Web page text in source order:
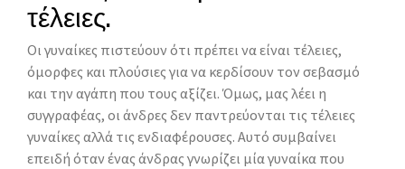
τέλειες.
Οι γυναίκες πιστεύουν ότι πρέπει να είναι τέλειες,
όμορφες και πλούσιες για να κερδίσουν τον σεβασμό
και την αγάπη που τους αξίζει. Όμως, μας λέει η
συγγραφέας, οι άνδρες δεν παντρεύονται τις τέλειες
γυναίκες αλλά τις ενδιαφέρουσες. Αυτό συμβαίνει
επειδή όταν ένας άνδρας γνωρίζει μία γυναίκα που